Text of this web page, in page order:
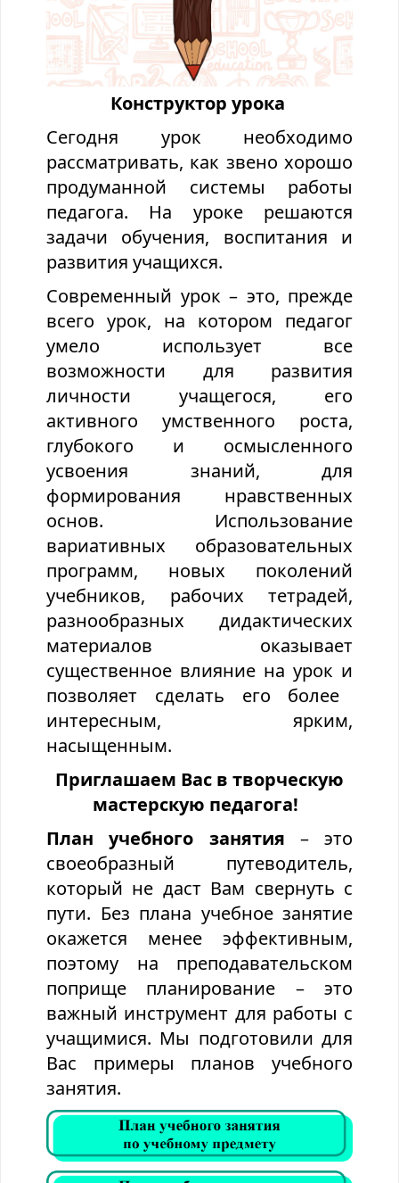
Конструктор урока
Сегодня урок необходимо
рассматривать, как звено хорошо
продуманной системы работы
педагога. На уроке решаются
задачи обучения, воспитания и
развития учащихся.
Современный урок – это, прежде
всего урок, на котором педагог
умело использует все
возможности для развития
личности учащегося, его
активного умственного роста,
глубокого и осмысленного
усвоения знаний, для
формирования нравственных
основ. Использование
вариативных образовательных
программ, новых поколений
учебников, рабочих тетрадей,
разнообразных дидактических
материалов оказывает
существенное влияние на урок и
позволяет сделать его более
интересным, ярким,
насыщенным.
Приглашаем Вас в творческую
мастерскую педагога!
План учебного занятия – это
своеобразный путеводитель,
который не даст Вам свернуть с
пути. Без плана учебное занятие
окажется менее эффективным,
поэтому на преподавательском
поприще планирование – это
важный инструмент для работы с
учащимися. Мы подготовили для
Вас примеры планов учебного
занятия.